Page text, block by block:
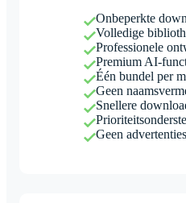
Onbeperkte
Volledige
Professionele
Premium AI-
Één bundel per
Geen
Snellere
Geen advertenties